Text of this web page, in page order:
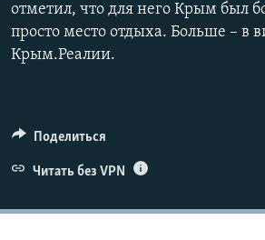
отметил, что для него Крым был
просто место отдыха. Больше – в
Крым.Реалии.
Поделиться
Читать без VPN